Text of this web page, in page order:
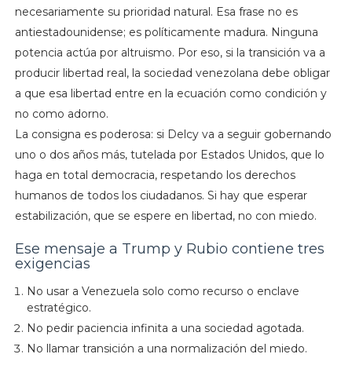
necesariamente su prioridad natural. Esa frase no es
antiestadounidense; es políticamente madura. Ninguna
potencia actúa por altruismo. Por eso, si la transición va a
producir libertad real, la sociedad venezolana debe obligar
a que esa libertad entre en la ecuación como condición y
no como adorno.
La consigna es poderosa: si Delcy va a seguir gobernando
uno o dos años más, tutelada por Estados Unidos, que lo
haga en total democracia, respetando los derechos
humanos de todos los ciudadanos. Si hay que esperar
estabilización, que se espere en libertad, no con miedo.
Ese mensaje a Trump y Rubio contiene tres
exigencias
No usar a Venezuela solo como recurso o enclave
estratégico.
No pedir paciencia infinita a una sociedad agotada.
No llamar transición a una normalización del miedo.